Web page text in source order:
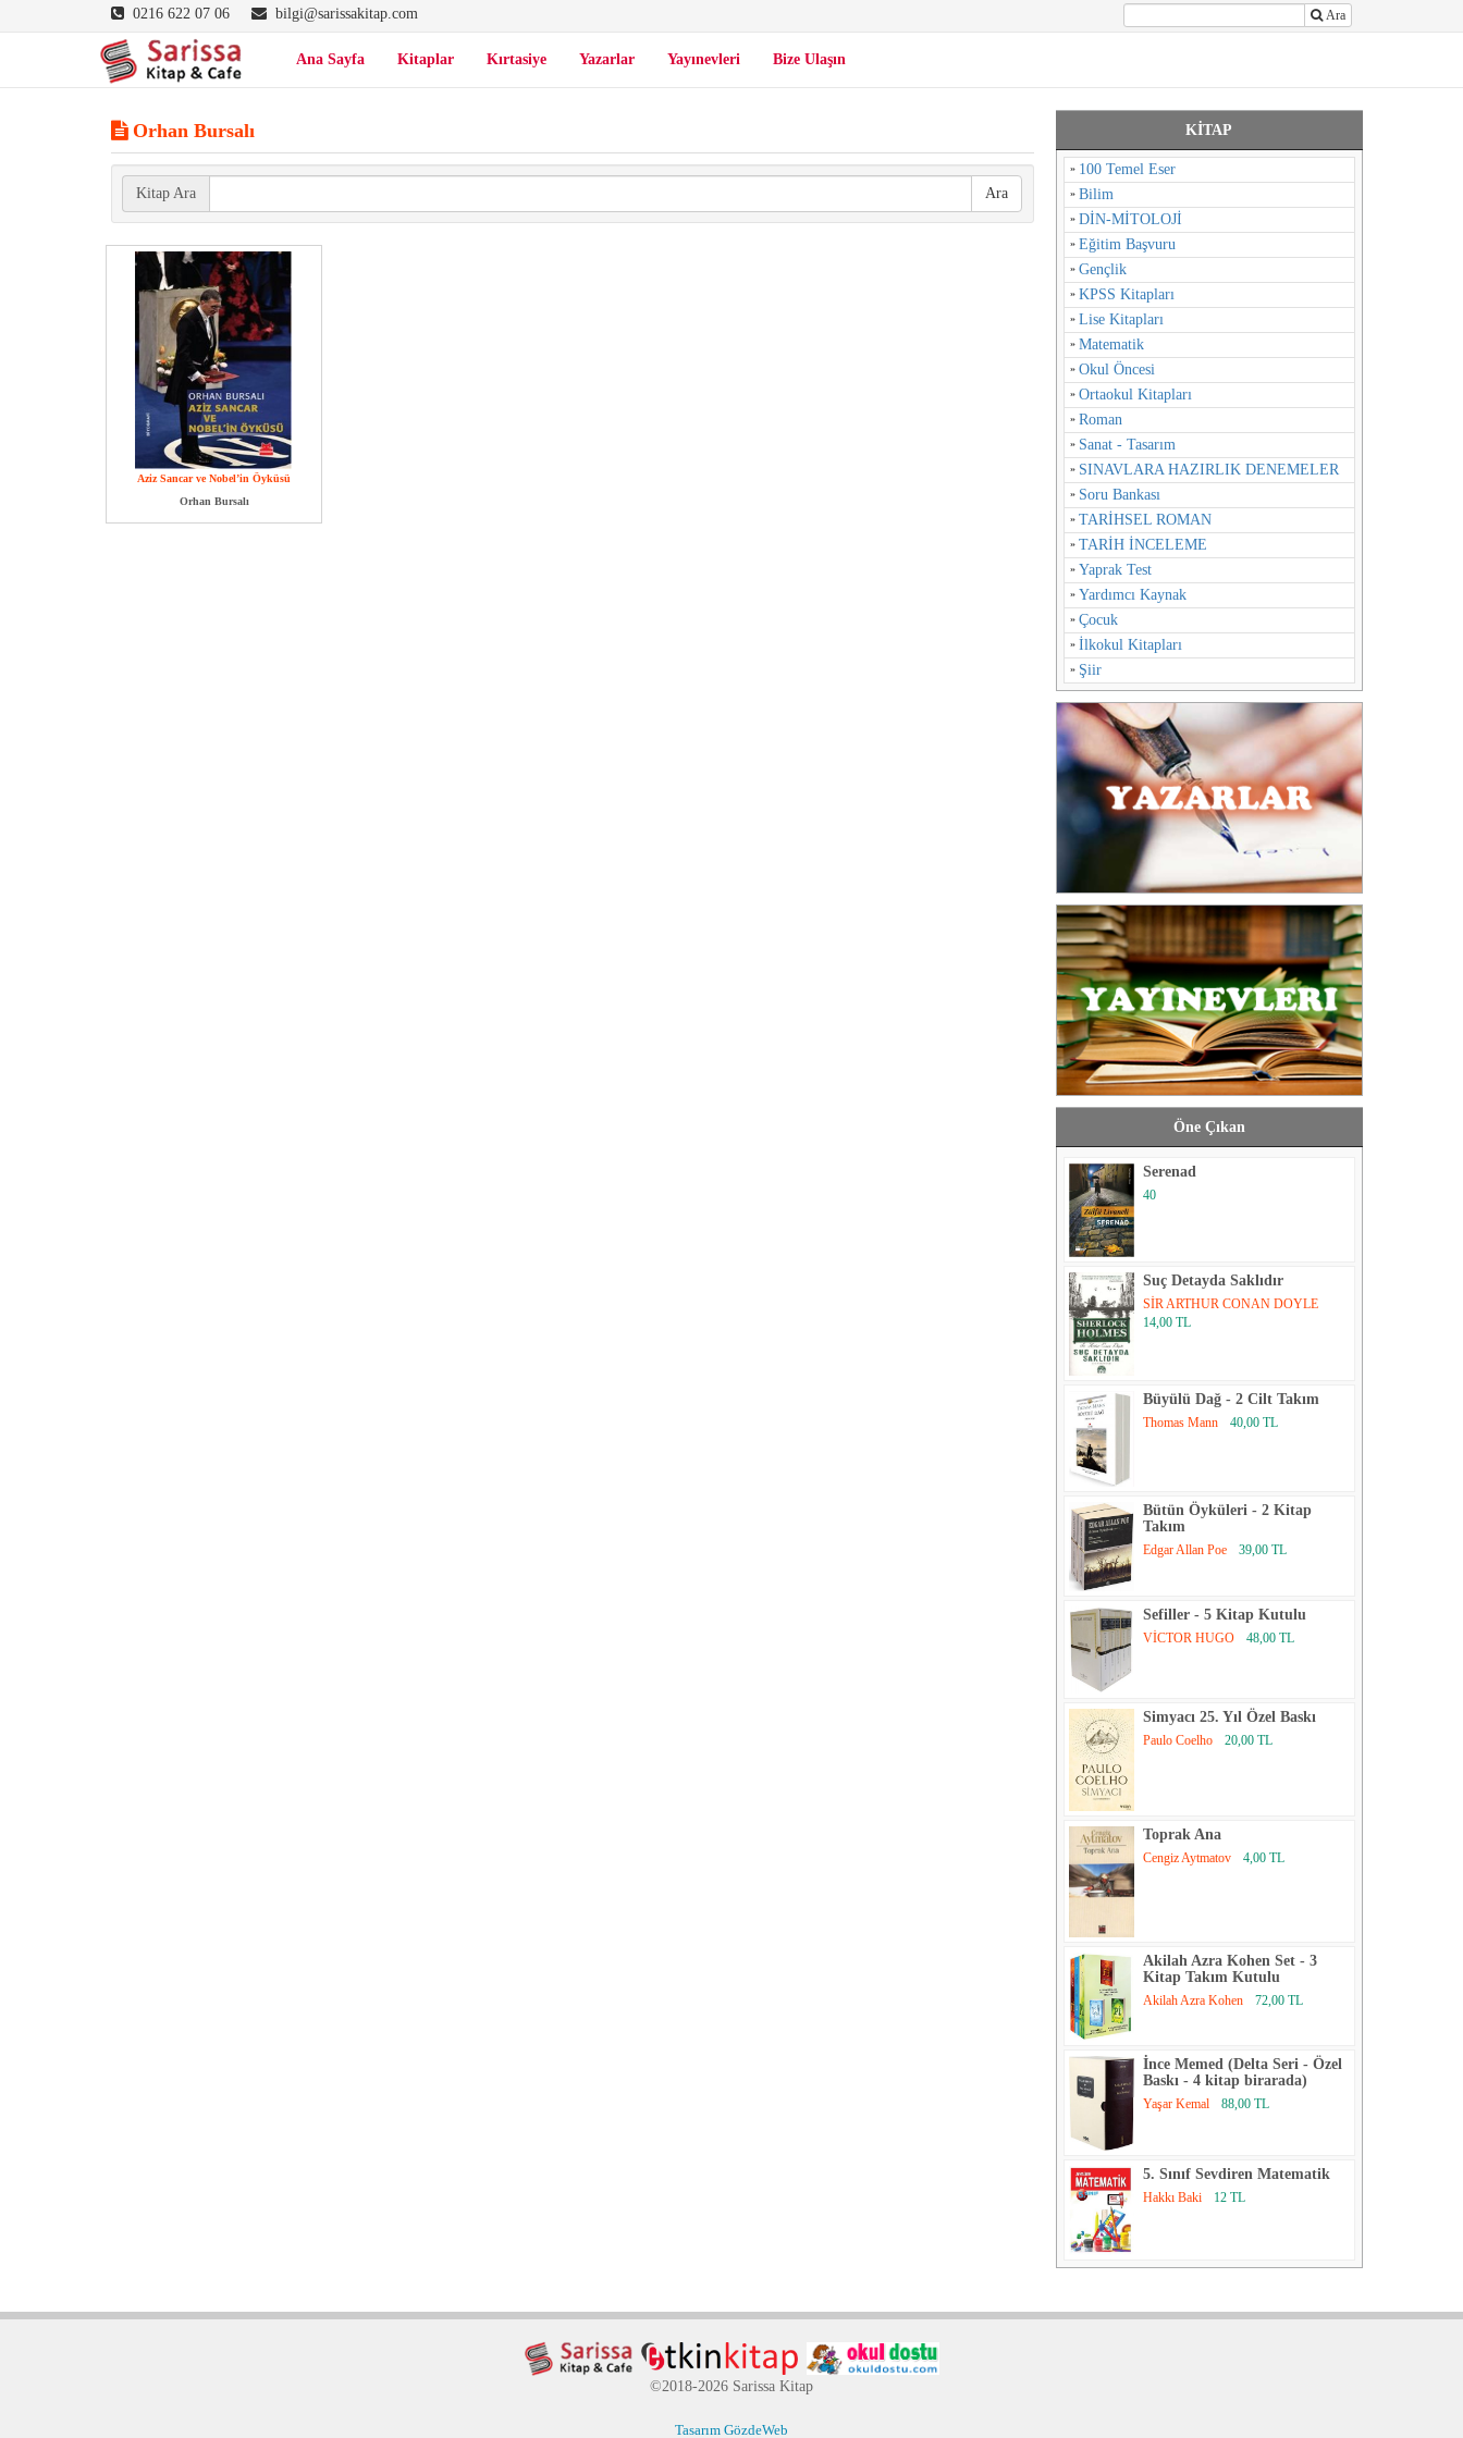
0216 622 07 06 bilgi@sarissakitap.com Ara
Ana Sayfa Kitaplar Kırtasiye Yazarlar Yayınevleri Bize Ulaşın
Orhan Bursalı
Kitap Ara Ara
Aziz Sancar ve Nobel’in Öyküsü
Orhan Bursalı
KİTAP
100 Temel Eser
Bilim
DİN-MİTOLOJİ
Eğitim Başvuru
Gençlik
KPSS Kitapları
Lise Kitapları
Matematik
Okul Öncesi
Ortaokul Kitapları
Roman
Sanat - Tasarım
SINAVLARA HAZIRLIK DENEMELER
Soru Bankası
TARİHSEL ROMAN
TARİH İNCELEME
Yaprak Test
Yardımcı Kaynak
Çocuk
İlkokul Kitapları
Şiir
Öne Çıkan
Serenad
40
Suç Detayda Saklıdır
SİR ARTHUR CONAN DOYLE
14,00 TL
Büyülü Dağ - 2 Cilt Takım
Thomas Mann 40,00 TL
Bütün Öyküleri - 2 Kitap
Takım
Edgar Allan Poe 39,00 TL
Sefiller - 5 Kitap Kutulu
VİCTOR HUGO 48,00 TL
Simyacı 25. Yıl Özel Baskı
Paulo Coelho 20,00 TL
Toprak Ana
Cengiz Aytmatov 4,00 TL
Akilah Azra Kohen Set - 3
Kitap Takım Kutulu
Akilah Azra Kohen 72,00 TL
İnce Memed (Delta Seri - Özel
Baskı - 4 kitap birarada)
Yaşar Kemal 88,00 TL
5. Sınıf Sevdiren Matematik
Hakkı Baki 12 TL
©2018-2026 Sarissa Kitap
Tasarım GözdeWeb